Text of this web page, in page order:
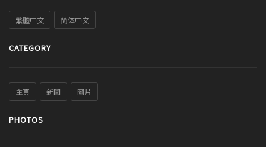
繁體中文 简体中文
CATEGORY
主頁 新聞 圖片
PHOTOS